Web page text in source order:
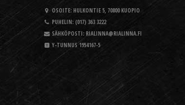
OSOITE: HULKONTIE 5, 70800 KUOPIO
PUHELIN: (017) 363 3222
SÄHKÖPOSTI: RIALINNA@RIALINNA.FI
Y-TUNNUS1954167-5